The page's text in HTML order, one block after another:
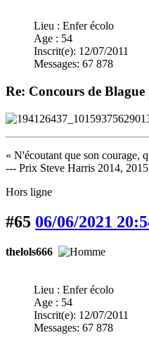
Lieu : Enfer écolo
Age : 54
Inscrit(e): 12/07/2011
Messages: 67 878
Re: Concours de
« N'écoutant que son courage,
--- Prix Steve Harris 2014,
Hors ligne
#65 06/06/2021
thelols666
Lieu : Enfer écolo
Age : 54
Inscrit(e): 12/07/2011
Messages: 67 878